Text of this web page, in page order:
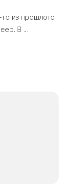
из прошлого
В ...